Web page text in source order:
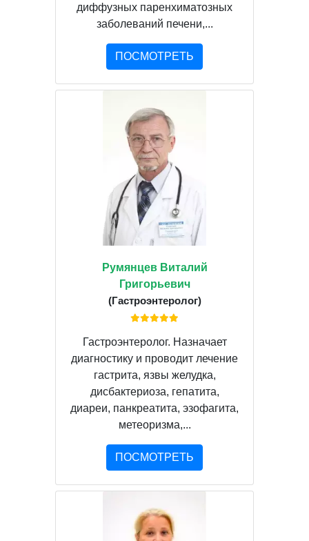
диффузных паренхиматозных
заболеваний печени,...
ПОСМОТРЕТЬ
Румянцев Виталий
Григорьевич
(Гастроэнтеролог)
Гастроэнтеролог. Назначает
диагностику и проводит лечение
гастрита, язвы желудка,
дисбактериоза, гепатита,
диареи, панкреатита, эзофагита,
метеоризма,...
ПОСМОТРЕТЬ